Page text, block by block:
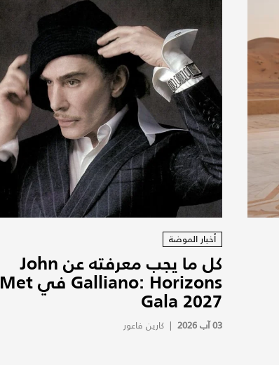
أخبار الموضة
كل ما يجب معرفته عن John
Galliano: Horizons في Met
Gala 2027
03 آب 2026 | كارين فاعور